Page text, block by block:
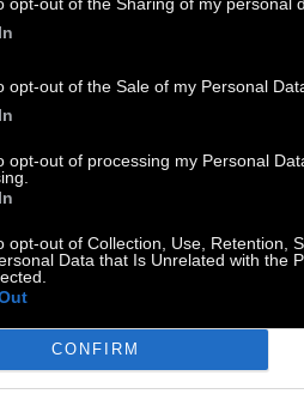
opt-out of the Sale of my Personal
opt-out of processing my Personal
opt-out of Collection, Use, Retention,
Data that Is Unrelated with the
CONFIRM
«Απλά
Από τον δικηγόρο
17 Ιουλίου 2026